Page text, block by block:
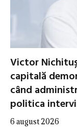
Victor
capitală
când
politica
6 august 2026